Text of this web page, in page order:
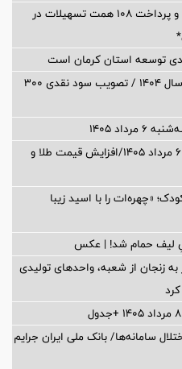
رشد ۷۳ درصدی مصوبات اعتباری و پرداخت ۱۰۸ همت تسهیلات در
توسعه استان کرمان است
ثبت عملکرد درخشان «سمگا» در سال ۱۴۰۴ / تصویب سود نقدی ۳۰۰
۱۴۰۵
قیمت طلا و سکه امروز سه‌شنبه ۶ مرداد ۱۴۰۵/افزایش قیمت طلا و
«چهره‌ات را با اسید زیبا
لیف حمام شد! | عکس
زنجان از شعبه، واحدهای تولیدی
سامانه‌ها/ بانک ملی ایران جرایم